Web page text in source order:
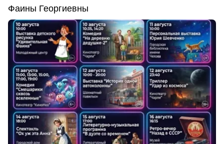
Фаины Георгиевны